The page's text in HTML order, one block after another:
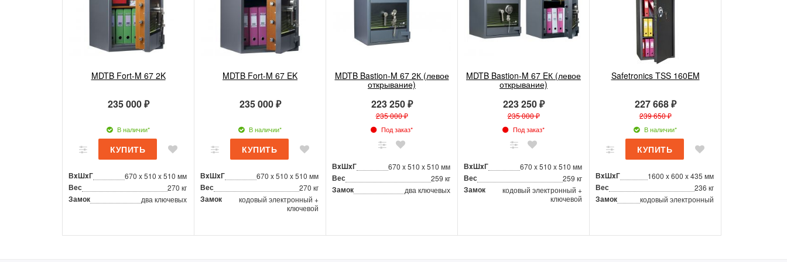
MDTB Fort-M 67 2K
235 000 ₽
В наличии*
ВxШxГ 670 x 510 x 510 мм
Вес 270 кг
Замок два ключевых
MDTB Fort-M 67 EK
235 000 ₽
В наличии*
ВxШxГ 670 x 510 x 510 мм
Вес 270 кг
Замок
кодовый электронный +
ключевой
MDTB Bastion-M 67 2К (левое
открывание)
223 250 ₽
235 000 ₽
Под заказ*
ВxШxГ 670 x 510 x 510 мм
Вес 259 кг
Замок два ключевых
MDTB Bastion-M 67 EК (левое
открывание)
223 250 ₽
235 000 ₽
Под заказ*
ВxШxГ 670 x 510 x 510 мм
Вес 259 кг
Замок
кодовый электронный +
ключевой
Safetronics TSS 160EM
227 668 ₽
239 650 ₽
В наличии*
ВxШxГ 1600 x 600 x 435 мм
Вес 236 кг
Замок кодовый электронный